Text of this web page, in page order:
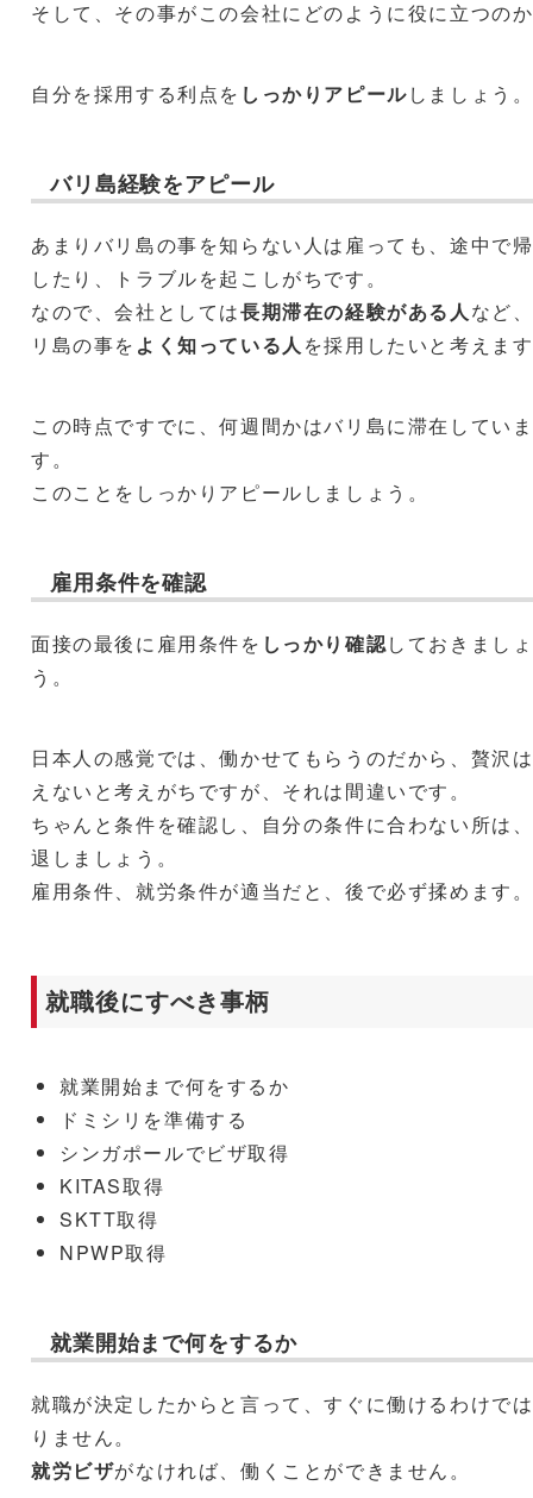
そして、その事がこの会社にどのように役に立つの
自分を採用する利点を しっかりアピールしましょう。
バリ島経験をアピール
あまりバリ島の事を知らない人は雇っても、途中で
したり、トラブルを起こしがちです。
なので、会社としては長期滞在の経験がある人など
リ島の事を よく知っている人 を採用したいと考えま
この時点ですでに、何週間かはバリ島に滞在していま
す。
このことをしっかりアピールしましょう。
雇用条件を確認
面接の最後に雇用条件を しっかり確認しておきましょ
う。
日本人の感覚では、働かせてもらうのだから、贅沢
えないと考えがちですが、それは間違いです。
ちゃんと条件を確認し、自分の条件に合わない所は
退しましょう。
雇用条件、就労条件が適当だと、後で必ず揉めます。
就職後にすべき事柄
就業開始まで何をするか
ドミシリを準備する
シンガポールでビザ取得
KITAS取得
SKTT取得
NPWP取得
就業開始まで何をするか
就職が決定したからと言って、すぐに働けるわけで
りません。
就労ビザがなければ、働くことができません。